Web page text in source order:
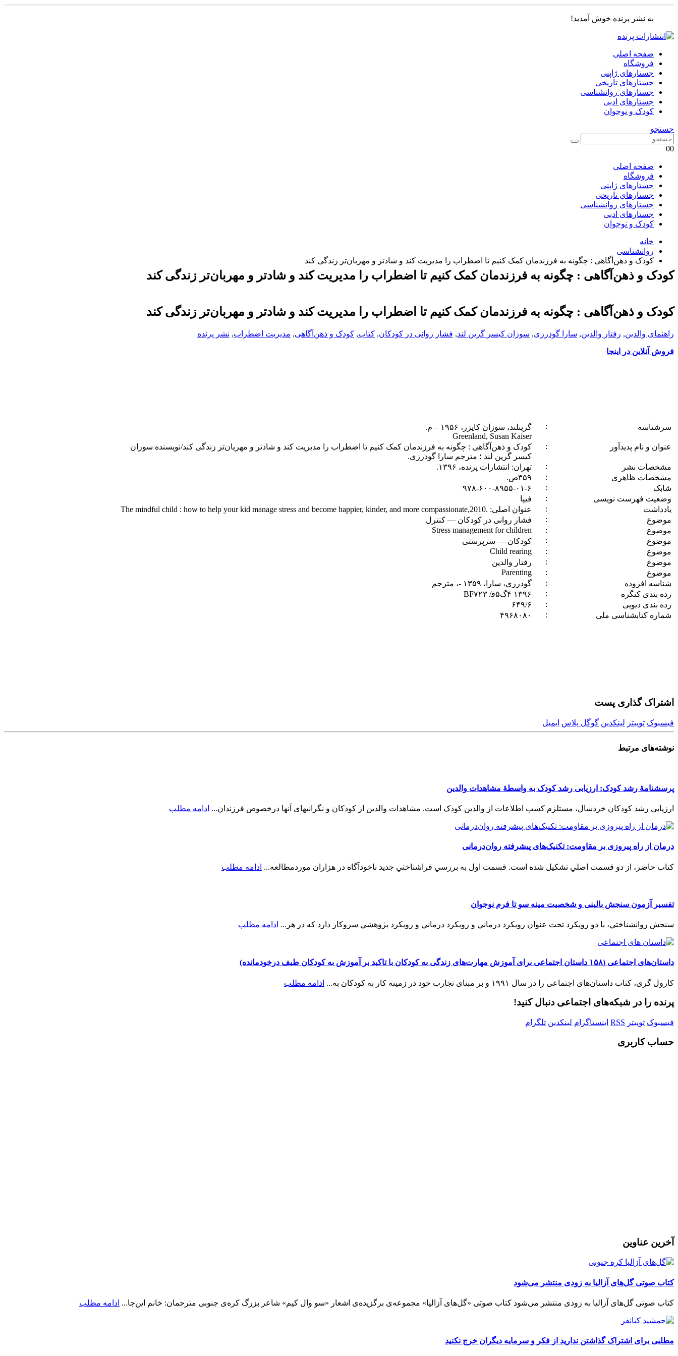
به نشر پرنده خوش آمدید!
صفحه اصلی
فروشگاه
جستارهای ژاپنی
جستارهای تاریخی
جستارهای روانشناسی
جستارهای ادبی
کودک و نوجوان
جستجو
00
صفحه اصلی
فروشگاه
جستارهای ژاپنی
جستارهای تاریخی
جستارهای روانشناسی
جستارهای ادبی
کودک و نوجوان
خانه
روانشناسی
کودک و ذهن‌آگاهی : چگونه به فرزندمان کمک کنیم تا اضطراب را مدیریت کند و شادتر و مهربان‌تر زندگی کند
کودک و ذهن‌آگاهی : چگونه به فرزندمان کمک کنیم تا اضطراب را مدیریت کند و شادتر و مهربان‌تر زندگی کند
کودک و ذهن‌آگاهی : چگونه به فرزندمان کمک کنیم تا اضطراب را مدیریت کند و شادتر و مهربان‌تر زندگی کند
راهنمای والدین, رفتار والدین, سارا گودرزی, سوزان کیسر گرین لند, فشار روانی در کودکان, کتاب, کودک و ذهن‌آگاهی, مدیریت اضطراب, نشر پرنده
فروش آنلاین در اینجا
سرشناسه :
گرینلند، سوزان کایزر، ‏‫۱۹۵۶ – م.‏‬
Greenland, Susan Kaiser
‏عنوان و نام پديدآور
:
کودک و ذهن‌آگاهی : چگونه به فرزندمان کمک کنیم تا اضطراب را مدیریت کند و شادتر و مهربان‌تر زندگی کند/نویسنده سوزان
کیسر گرین لند ؛ مترجم سارا گودرزی.
‏مشخصات نشر
:
تهران: انتشارات پرنده‏‫، ۱۳۹۶.‬
‏مشخصات ظاهری
:
‏شابک
:
‭۹۷۸-۶۰۰-۸۹۵۵-۰۱-۶‬
‏وضعیت فهرست نویسی
:
فیپا
‏يادداشت
:
‏موضوع
:
فشار روانی در کودکان — کنترل
‏موضوع
:
Stress management for children
‏موضوع
:
کودکان — سرپرستی
‏موضوع
:
Child rearing
‏موضوع
:
رفتار والدین
‏موضوع
:
Parenting
‏شناسه افزوده
:
گودرزی، سارا، ‏‫۱۳۵۹ -‏‏‏، مترجم
‏رده بندی کنگره
:
‏رده بندی دیویی
:
‏شماره کتابشناسی ملی
: ‭ ۴۹۶۸۰۸۰‬
اشتراک گذاری پست
فیسبوک توییتر لینکدین گوگل پلاس ایمیل
نوشته‌های مرتبط
پرسشنامۀ رشد کودک: ارزیابی رشد کودک به واسطۀ مشاهدات والدین
ارزیابی رشد کودکان خردسال، مستلزم کسب اطلاعات از والدین کودک است. مشاهدات والدین از کودکان و نگرانی‎های آن‎ها درخصوص فرزندان... ادامه مطلب
درمان از راه پیروزی بر مقاومت: تکنیک‌های پیشرفته روان‌درمانی
کتاب حاضر، از دو قسمت اصلي تشکيل شده است. قسمت اول به بررسي فراشناختي جديد ناخودآگاه در هزاران موردمطالعه... ادامه مطلب
تفسیر آزمون سنجش بالینی و شخصیت مینه سو تا فرم نوجوان
سنجش روانشناختي، با دو رويکرد تحت عنوان رويکرد درماني و رويکرد درماني و رويکرد پژوهشي سروکار دارد که در هر... ادامه مطلب
داستان‌های اجتماعی (۱۵۸ داستان اجتماعی برای آموزش مهارت‌های زندگی به کودکان با تاکید بر آموزش به کودکان طیف درخودمانده)
کارول گری، کتاب داستان‌های اجتماعی را در سال ۱۹۹۱ و بر مبنای تجارب خود در زمینه کار به کودکان به... ادامه مطلب
پرنده را در شبکه‌های اجتماعی دنبال کنید!
فیسبوک توییتر RSS اینستاگرام لینکدین تلگرام
حساب کاربری
آخرین عناوین
کتاب صوتی گل‌های آزالیا به زودی منتشر می‌شود
کتاب صوتی گل‌های آزالیا به زودی منتشر می‌شود کتاب صوتی «گل‌های آزالیا» مجموعه‌ی برگزیده‌ی اشعار «سو وال کیم» شاعر بزرگ کره‌ی جنوبی مترجمان: خانم این‌جا... ادامه مطلب
مطلبی برای اشتراک گذاشتن ندارید از فکر و سرمایه دیگران خرج نکنید